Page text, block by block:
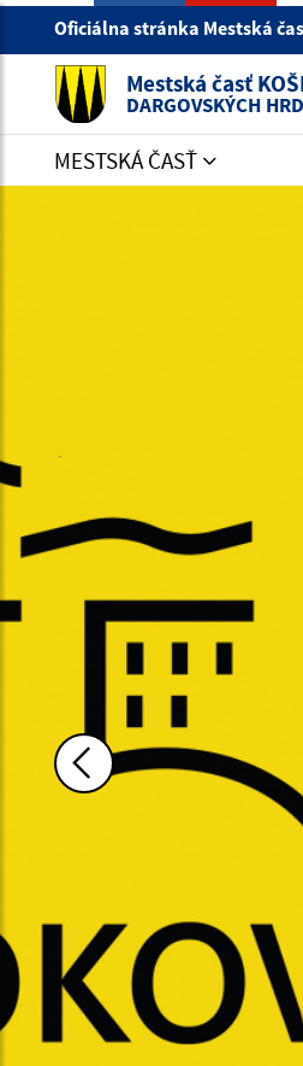
Oficiálna stránka Mestská časť
Mestská časť
DARGOVSKÝCH
MESTSKÁ ČASŤ